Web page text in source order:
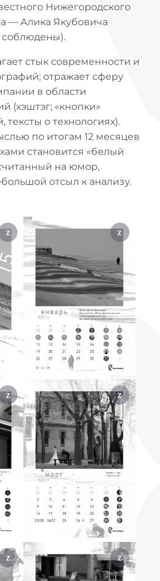
Нижегородского
— Алика Якубовича
соблюдены).
стык современности и
отражает сферу
в области
(хэштэг; «кнопки»
тексты о технологиях).
по итогам 12 месяцев
становится «белый
на юмор,
отсыл к анализу.